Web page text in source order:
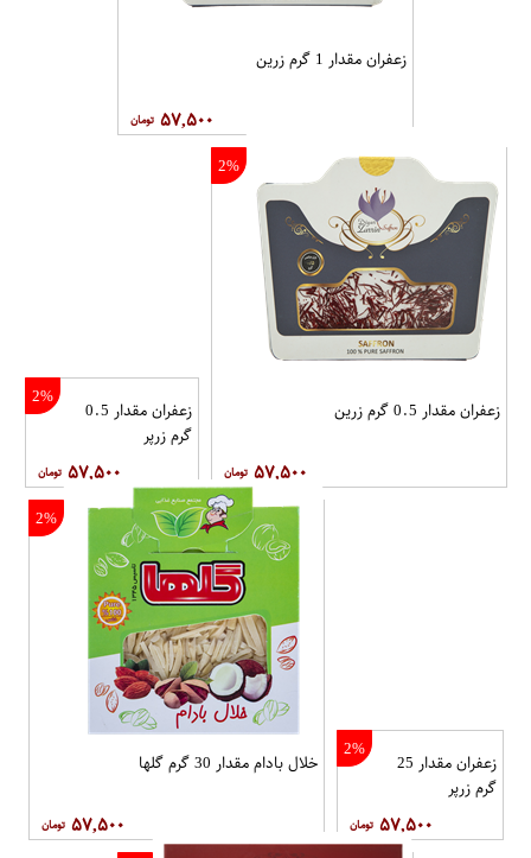
زعفران مقدار 1 گرم زرین
۵۷,۵۰۰
2%
زعفران مقدار 0.5 گرم زرین
۵۷,۵۰۰
2%
زعفران مقدار 0.5
گرم زرپر
۵۷,۵۰۰
2%
زعفران مقدار 25
گرم زرپر
۵۷,۵۰۰
2%
خلال بادام مقدار 30 گرم گلها
۵۷,۵۰۰